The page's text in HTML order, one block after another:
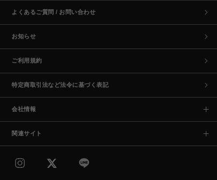
よくあるご質問 / お問い合わせ
お知らせ
ご利用規約
特定商取引法など法令に基づく表記
会社情報
関連サイト